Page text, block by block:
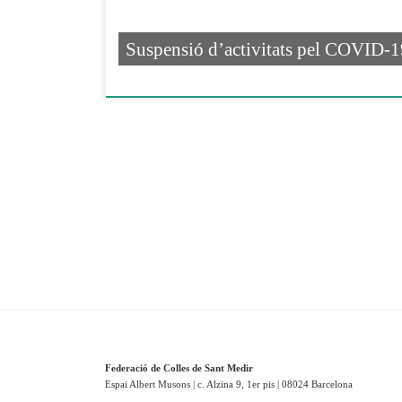
Suspensió d’activitats pel COVID-
Federació de Colles de Sant Medir
Espai Albert Musons | c. Alzina 9, 1er pis | 08024 Barcelona